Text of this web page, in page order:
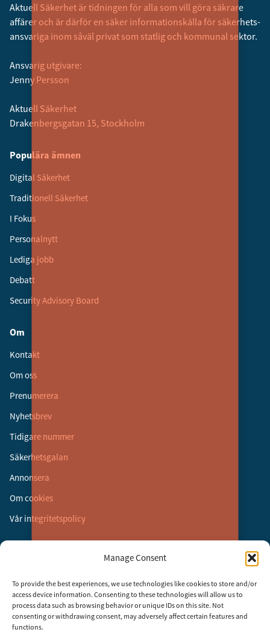
Manage Consent
To provide the best experiences, we use technologies like cookies to store and/or
access device information. Consenting to these technologies will allow us to
process data such as browsing behavior or unique IDs on this site. Not
consenting or withdrawing consent, may adversely affect certain features and
functions.
Aktuell Säkerhet är tidningen för alla som vill göra säkrare
affärer och är därför en säker informationskälla för säkerhets­
ansvariga inom såväl privat som statlig och kommunal sektor.
Ansvarig utgivare:
Jenny Persson
Aktuell Säkerhet
Drakenbergsgatan 15, Stockholm
Populära ämnen
Digital Säkerhet
Traditionell Säkerhet
I Fokus
Personalnytt
Lediga jobb
Debatt
Security Advisory Board
Om
Kontakt
Om oss
Prenumerera
Nyhetsbrev
Tidigare nummer
Säkerhetsgalan
Annonsera
Om cookies
Vår integritetspolicy
Instagram
LinkedIn